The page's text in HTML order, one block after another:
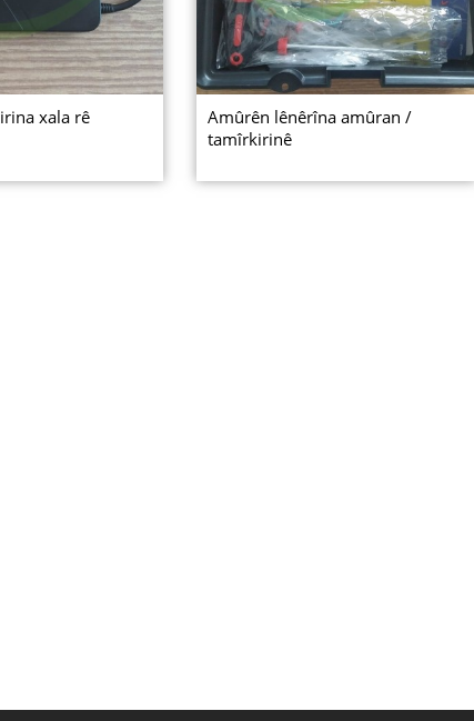
xala rê
Amûrên lênêrîna amûran /
tamîrkirinê